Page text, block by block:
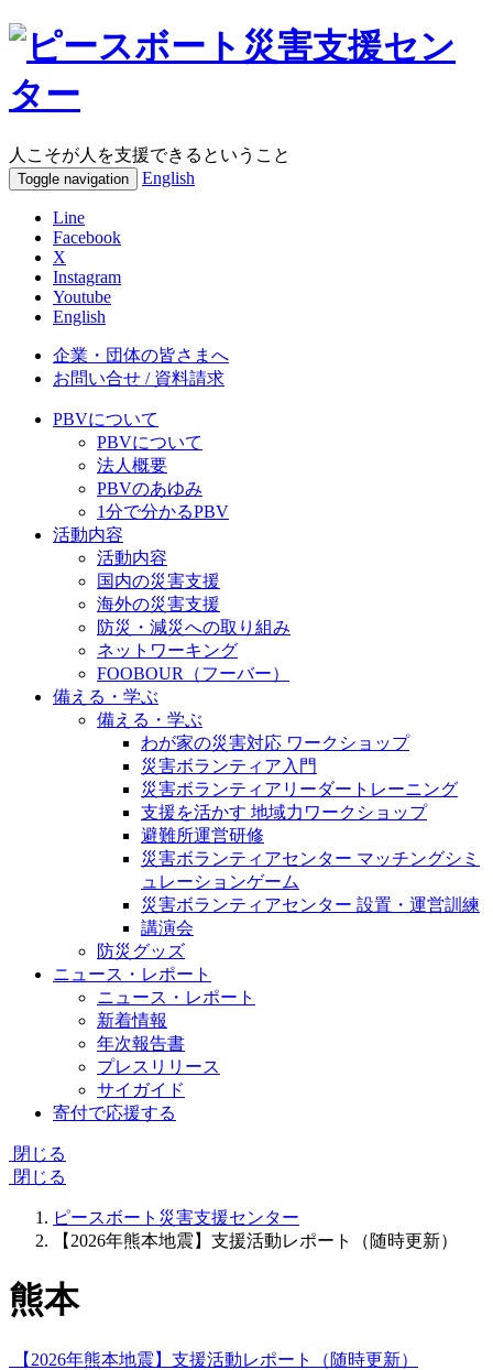
人こそが人を支援できるということ
Toggle navigation English
Line
Facebook
X
Instagram
Youtube
English
企業・団体の皆さまへ
お問い合せ / 資料請求
PBVについて
PBVについて
法人概要
PBVのあゆみ
1分で分かるPBV
活動内容
活動内容
国内の災害支援
海外の災害支援
防災・減災への取り組み
ネットワーキング
FOOBOUR（フーバー）
備える・学ぶ
備える・学ぶ
わが家の災害対応 ワークショップ
災害ボランティア入門
災害ボランティアリーダートレーニング
支援を活かす 地域力ワークショップ
避難所運営研修
災害ボランティアセンター マッチングシミ
ュレーションゲーム
災害ボランティアセンター 設置・運営訓練
講演会
防災グッズ
ニュース・レポート
ニュース・レポート
新着情報
年次報告書
プレスリリース
サイガイド
寄付で応援する
閉じる
閉じる
ピースボート災害支援センター
【2026年熊本地震】支援活動レポート（随時更新）
熊本
【2026年熊本地震】支援活動レポート（随時更新）